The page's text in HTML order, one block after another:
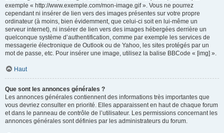
exemple « http://www.exemple.com/mon-image.gif ». Vous ne pourrez
cependant ni insérer de lien vers des images présentes sur votre propre
ordinateur (à moins, bien évidemment, que celui-ci soit en lui-même un
serveur internet), ni insérer de lien vers des images hébergées derrière un
quelconque système d’authentification, comme par exemple les services de
messagerie électronique de Outlook ou de Yahoo, les sites protégés par un
mot de passe, etc. Pour insérer une image, utilisez la balise BBCode « [img] ».
Haut
Que sont les annonces générales ?
Les annonces générales contiennent des informations très importantes que
vous devriez consulter en priorité. Elles apparaissent en haut de chaque forum
et dans le panneau de contrôle de l’utilisateur. Les permissions concernant les
annonces générales sont définies par les administrateurs du forum.